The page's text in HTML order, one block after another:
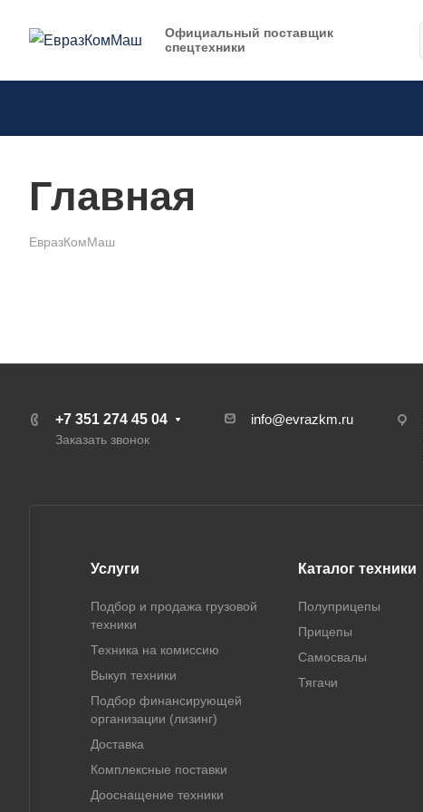
Официальный поставщик
спецтехники
Главная
ЕвразКомМаш
+7 351 274 45 04
Заказать звонок
info@evrazkm.ru
Услуги
Подбор и продажа грузовой
техники
Техника на комиссию
Выкуп техники
Подбор финансирующей
организации (лизинг)
Доставка
Комплексные поставки
Дооснащение техники
Каталог техники
Полуприцепы
Прицепы
Самосвалы
Тягачи